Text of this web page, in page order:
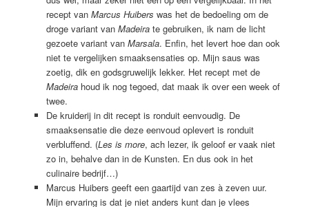
recept van Marcus Huibers was het de bedoeling om de
droge variant van Madeirate gebruiken, ik nam de licht
gezoete variant van Marsala. Enfin, het levert hoe dan ook
niet te vergelijken smaaksensaties op. Mijn saus was
zoetig, dik en godsgruwelijk lekker. Het recept met de
Madeirahoud ik nog tegoed, dat maak ik over een week of
twee.
De kruiderij in dit recept is ronduit eenvoudig. De
smaaksensatie die deze eenvoud oplevert is ronduit
verbluffend. (Les is more, ach lezer, ik geloof er vaak niet
zo in, behalve dan in de Kunsten. En dus ook in het
culinaire bedrijf…)
Marcus Huibers geeft een gaartijd van zes à zeven uur.
Mijn ervaring is dat je niet anders kunt dan je vlees